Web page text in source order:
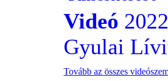
Videó
Gyulai
Tovább az összes